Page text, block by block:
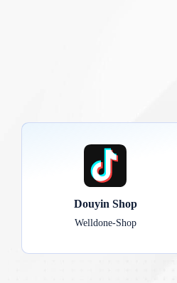
Douyin Shop
Welldone-Shop